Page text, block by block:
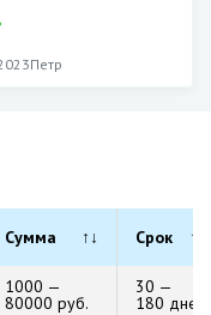
Петр
Сумма ↑↓ Срок ↑↓
1000 —
80000 руб.
30 —
180 дней